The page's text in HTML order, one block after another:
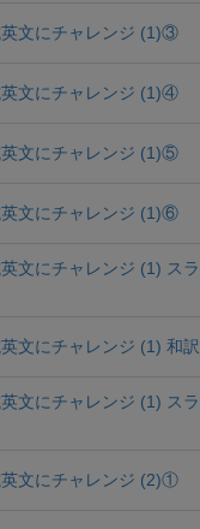
文にチャレンジ (1)③
文にチャレンジ (1)④
文にチャレンジ (1)⑤
文にチャレンジ (1)⑥
文にチャレンジ (1) ス
文にチャレンジ (1) 和
文にチャレンジ (1) ス
文にチャレンジ (2)①